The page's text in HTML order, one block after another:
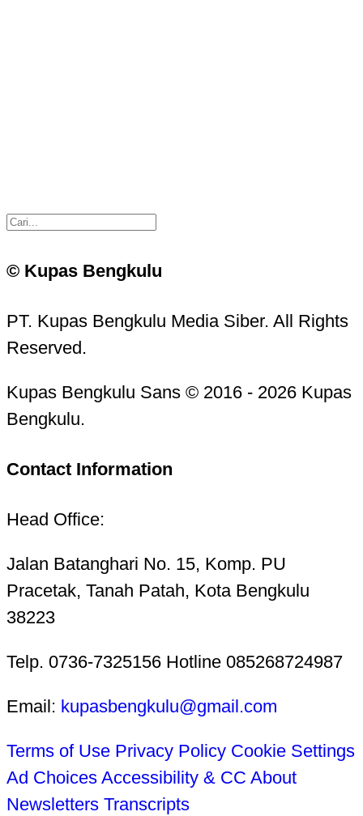
© Kupas Bengkulu
PT. Kupas Bengkulu Media Siber. All Rights
Reserved.
Kupas Bengkulu Sans © 2016 - 2026 Kupas
Bengkulu.
Contact Information
Head Office:
Jalan Batanghari No. 15, Komp. PU
Pracetak, Tanah Patah, Kota Bengkulu
38223
Telp. 0736-7325156 Hotline 085268724987
Email: kupasbengkulu@gmail.com
Terms of Use Privacy Policy Cookie Settings
Ad Choices Accessibility & CC About
Newsletters Transcripts